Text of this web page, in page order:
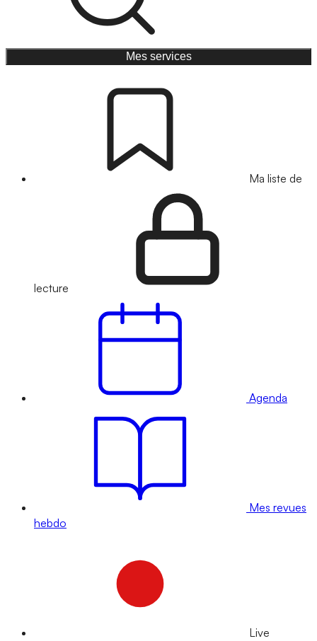
Mes services
Ma liste de
lecture
Agenda
Mes revues
hebdo
Live